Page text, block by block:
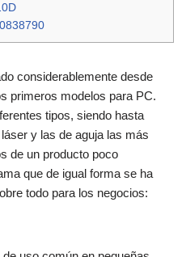
considerablemente desde
primeros modelos para PC.
tipos, siendo hasta
y las de aguja las más
de un producto poco
que de igual forma se ha
todo para los negocios: